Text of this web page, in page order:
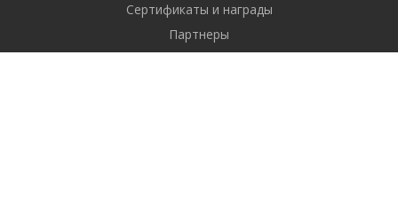
Сертификаты и награды
Партнеры